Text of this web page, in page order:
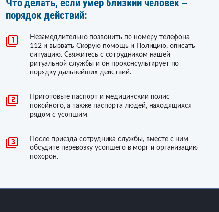
Что делать, если умер близкий человек –
порядок действий:
Незамедлительно позвонить по номеру телефона
112 и вызвать Скорую помощь и Полицию, описать
ситуацию. Свяжитесь с сотрудником нашей
ритуальной службы и он проконсультирует по
порядку дальнейших действий.
Приготовьте паспорт и медицинский полис
покойного, а также паспорта людей, находящихся
рядом с усопшим.
После приезда сотрудника службы, вместе с ним
обсудите перевозку усопшего в морг и организацию
похорон.